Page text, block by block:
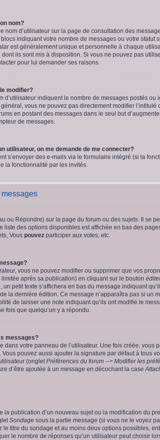
nom?
nom d’utilisateur sur la page de consultation des
indiquant votre nombre de messages ou votre statut
est généralement unique et personnelle à chaque
ils sont mis à disposition. Si vous ne pouvez pas
pour lui demander ses raisons.
modifier?
d’utilisateur indiquent le nombre de messages postés ou
vous ne pouvez pas directement modifier l’intitulé
en postant des messages dans le seul but
de messages.
utilisateur, on me demande de me connecter?
s’envoyer des e-mails via le formulaire intégré (si la
la fonctionnalité par les invités.
ou Répondre) sur la page du forum ou des sujets. Il se
liste des options disponibles est affichée en bas des
Vous pouvez participer aux votes, etc.
vous ne pouvez modifier ou supprimer que vos
après sa publication) en cliquant sur le bouton
petit texte s’affichera en bas du message indiquant
la dernière édition. Ce message n’apparaîtra pas si un
de laisser une note indiquant qu’ils ont modifié le
fois que quelqu’un y a répondu.
messages?
dans votre panneau de l’utilisateur. Une fois créée, vous
pouvez aussi ajouter la signature par défaut à tous
(onglet Préférences du forum --> Modifier les
d’être ajoutée à un message en décochant la case
la publication d’un nouveau sujet ou la modification du
Sondage sous la partie message (si vous ne le voyez
le titre du sondage et au moins deux options possibles,
le nombre de réponses qu’un utilisateur peut choisir